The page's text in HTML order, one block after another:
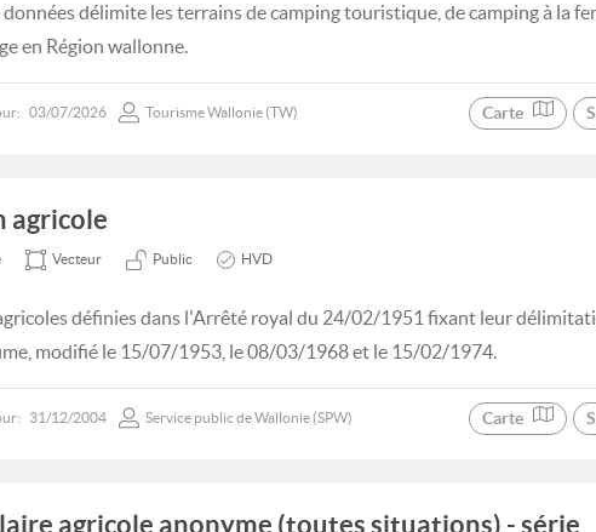
données délimite les terrains de camping touristique, de camping à la
en Région wallonne.
03/07/2026 Tourisme Wallonie (TW) Carte
agricole
Vecteur Public HVD
définies dans l'Arrêté royal du 24/02/1951 fixant leur
modifié le 15/07/1953, le 08/03/1968 et le 15/02/1974.
31/12/2004 Service public de Wallonie (SPW) Carte
agricole anonyme (toutes situations) - série